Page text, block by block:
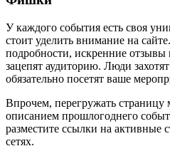
У каждого события есть своя
стоит уделить внимание на
подробности, искренние отзывы
зацепят аудиторию. Люди
обязательно посетят ваше
Впрочем, перегружать
описанием прошлогоднего
разместите ссылки на активные
сетях.